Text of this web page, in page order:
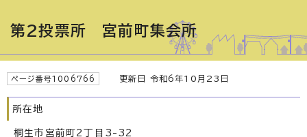
第2投票所 宮前町集会所
ページ番号1006766 更新日 令和6年10月23日
所在地
桐生市宮前町2丁目3-32